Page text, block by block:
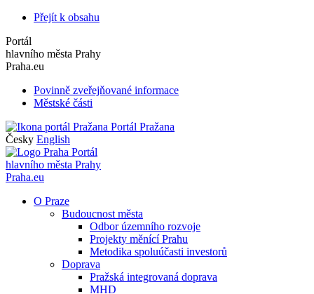
Přejít k obsahu
Portál
hlavního města Prahy
Praha.eu
Povinně zveřejňované informace
Městské části
Portál Pražana
Česky English
Portál
hlavního města Prahy
Praha.eu
O Praze
Budoucnost města
Odbor územního rozvoje
Projekty měnící Prahu
Metodika spoluúčasti investorů
Doprava
Pražská integrovaná doprava
MHD